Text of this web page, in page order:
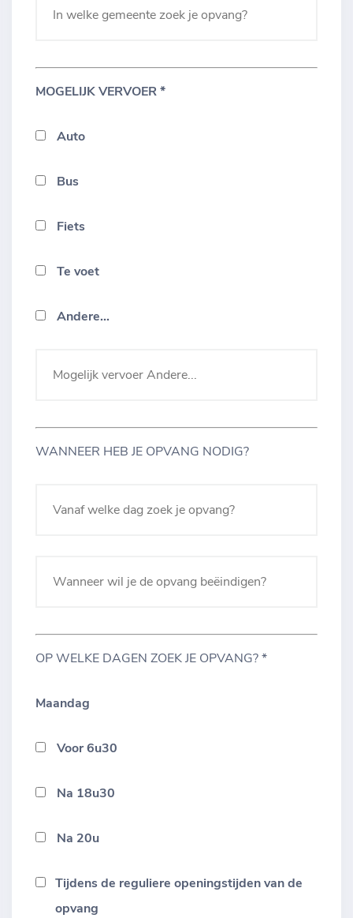
MOGELIJK VERVOER *
Auto
Bus
Fiets
Te voet
Andere...
WANNEER HEB JE OPVANG NODIG?
OP WELKE DAGEN ZOEK JE OPVANG? *
Maandag
Voor 6u30
Na 18u30
Na 20u
Tijdens de reguliere openingstijden van de
opvang